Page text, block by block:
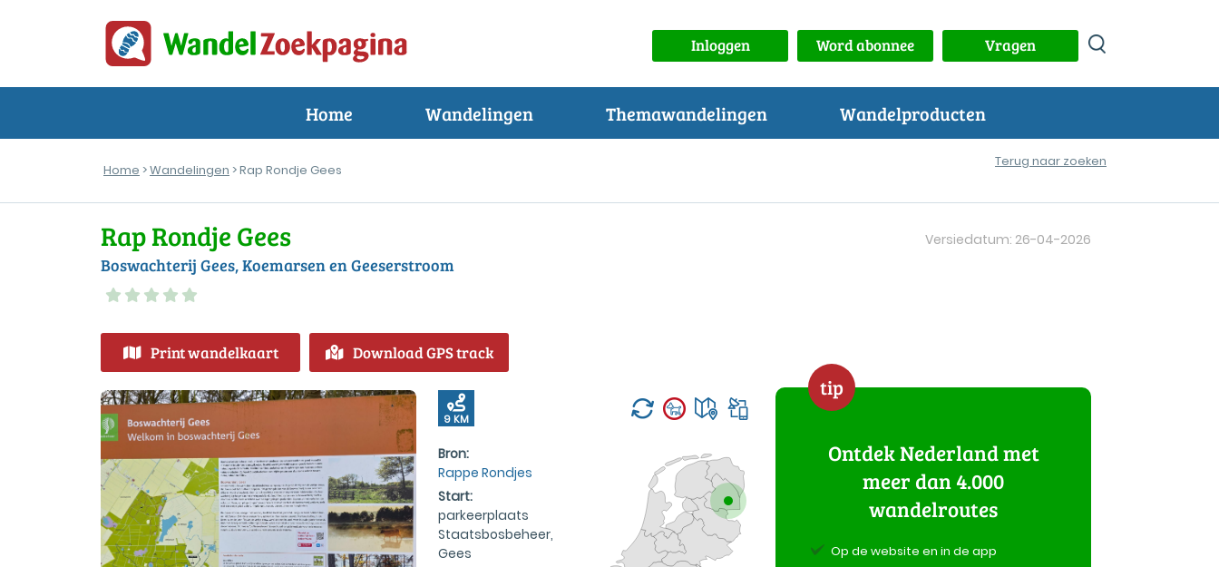
Inloggen Word abonnee Vragen
Home Wandelingen Themawandelingen Wandelproducten
Home >Wandelingen > Rap Rondje Gees
Terug naar zoeken
Rap Rondje Gees
Boswachterij Gees, Koemarsen en Geeserstroom
Versiedatum: 26-04-2026
Print wandelkaart Download GPS track
9 KM
Bron:
Rappe Rondjes
Start:
parkeerplaats
Staatsbosbeheer,
Gees
tip
Ontdek Nederland met
meer dan 4.000
wandelroutes
Op de website en in de app